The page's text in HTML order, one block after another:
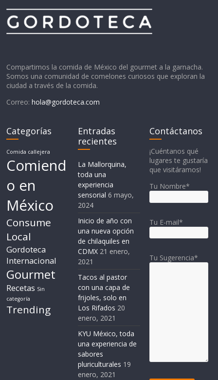
Compartimos la comida de México del gourmet a la garnacha.
Somos una comunidad de comelones curiosos que exploran la
ciudad a través de la comida.
Correo:hola@gordoteca.com
Categorías
Comida callejera
Comiend
o en
México
Consume
Local
Gordoteca
Internacional
Gourmet
Recetas Sin
categoría
Trending
Entradas
recientes
La Mallorquina,
toda una
experiencia
sensorial 6 mayo,
2024
Inicio de año con
una nueva opción
de chilaquiles en
CDMX 21 enero,
2021
Tacos al pastor
con una capa de
frijoles, solo en
Los Rifados 20
enero, 2021
KYU México, toda
una experiencia de
sabores
pluriculturales 19
enero, 2021
Contáctanos
¡Cuéntanos qué
lugares te gustaría
que visitáramos!
Tu Nombre*
Tu E-mail*
Tu Sugerencia*